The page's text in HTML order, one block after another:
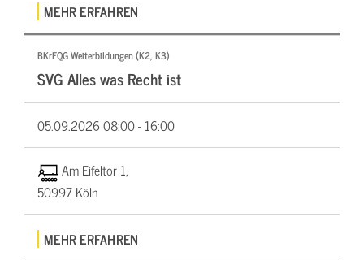
MEHR ERFAHREN
BKrFQG Weiterbildungen (K2, K3)
SVG Alles was Recht ist
05.09.202608:00 - 16:00
Am Eifeltor 1,
50997 Köln
MEHR ERFAHREN